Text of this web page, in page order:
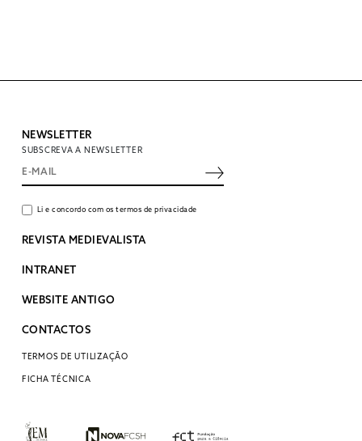
NEWSLETTER
SUBSCREVA A NEWSLETTER
Li e concordo com os termos de privacidade
REVISTA MEDIEVALISTA
INTRANET
WEBSITE ANTIGO
CONTACTOS
TERMOS DE UTILIZAÇÃO
FICHA TÉCNICA